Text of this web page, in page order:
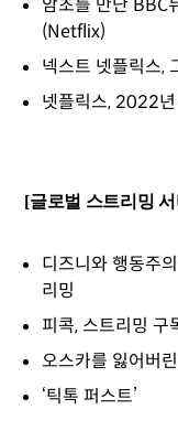
암초를 만난 BBC
(Netflix)
넥스트 넷플릭스,
넷플릭스, 2022
[글로벌 스트리밍
디즈니와 행동주
리밍
피콕, 스트리밍
오스카를 잃어버
‘틱톡 퍼스트’